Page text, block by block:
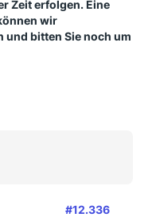
Zeit erfolgen. Eine
wir
bitten Sie noch um
#12.336